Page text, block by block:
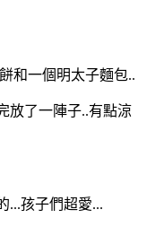
和一個明太子麵包..
放了一陣子..有點涼
...孩子們超愛...